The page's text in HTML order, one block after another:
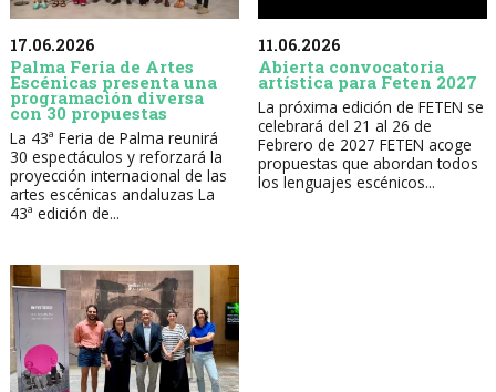
17.06.2026
Palma Feria de Artes
Escénicas presenta una
programación diversa
con 30 propuestas
La 43ª Feria de Palma reunirá
30 espectáculos y reforzará la
proyección internacional de las
artes escénicas andaluzas La
43ª edición de...
11.06.2026
Abierta convocatoria
artística para Feten 2027
La próxima edición de FETEN se
celebrará del 21 al 26 de
Febrero de 2027 FETEN acoge
propuestas que abordan todos
los lenguajes escénicos...